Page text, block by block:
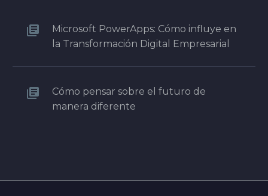
Microsoft PowerApps: Cómo influye en
la Transformación Digital Empresarial
Cómo pensar sobre el futuro de
manera diferente